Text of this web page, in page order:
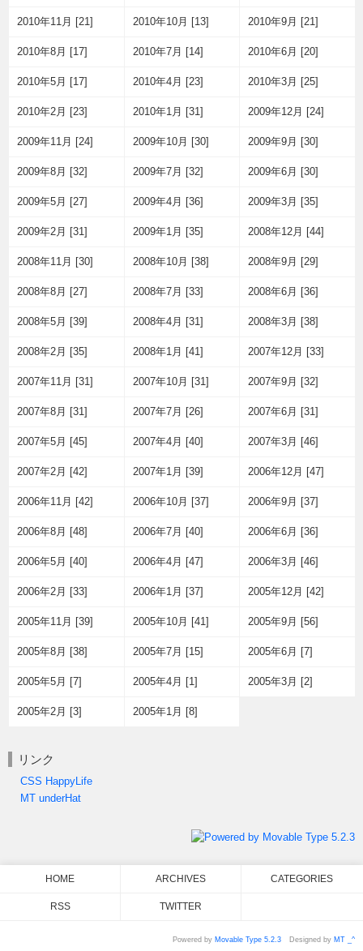
2010年11月 [21] 2010年10月 [13] 2010年9月 [21]
2010年8月 [17] 2010年7月 [14] 2010年6月 [20]
2010年5月 [17] 2010年4月 [23] 2010年3月 [25]
2010年2月 [23] 2010年1月 [31] 2009年12月 [24]
2009年11月 [24] 2009年10月 [30] 2009年9月 [30]
2009年8月 [32] 2009年7月 [32] 2009年6月 [30]
2009年5月 [27] 2009年4月 [36] 2009年3月 [35]
2009年2月 [31] 2009年1月 [35] 2008年12月 [44]
2008年11月 [30] 2008年10月 [38] 2008年9月 [29]
2008年8月 [27] 2008年7月 [33] 2008年6月 [36]
2008年5月 [39] 2008年4月 [31] 2008年3月 [38]
2008年2月 [35] 2008年1月 [41] 2007年12月 [33]
2007年11月 [31] 2007年10月 [31] 2007年9月 [32]
2007年8月 [31] 2007年7月 [26] 2007年6月 [31]
2007年5月 [45] 2007年4月 [40] 2007年3月 [46]
2007年2月 [42] 2007年1月 [39] 2006年12月 [47]
2006年11月 [42] 2006年10月 [37] 2006年9月 [37]
2006年8月 [48] 2006年7月 [40] 2006年6月 [36]
2006年5月 [40] 2006年4月 [47] 2006年3月 [46]
2006年2月 [33] 2006年1月 [37] 2005年12月 [42]
2005年11月 [39] 2005年10月 [41] 2005年9月 [56]
2005年8月 [38] 2005年7月 [15] 2005年6月 [7]
2005年5月 [7] 2005年4月 [1] 2005年3月 [2]
2005年2月 [3] 2005年1月 [8]
リンク
CSS HappyLife
MT underHat
HOME ARCHIVES CATEGORIES
RSS TWITTER
Powered by Movable Type 5.2.3 Designed by MT _^